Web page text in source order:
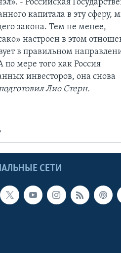
- Российская
капитала в эту сферу,
закона. Тем не менее,
настроен в этом
в правильном
мере того как Россия
инвесторов, она снова
Лио Стерн.
СЕТИ